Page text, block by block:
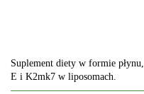
Suplement diety w formie
E i K2mk7 w liposomach.